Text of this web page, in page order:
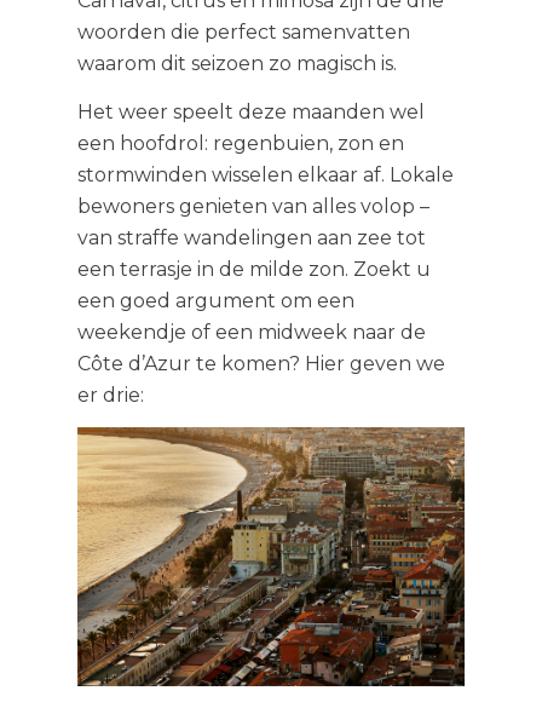
woorden die perfect samenvatten
waarom dit seizoen zo magisch is.
Het weer speelt deze maanden wel
een hoofdrol: regenbuien, zon en
stormwinden wisselen elkaar af. Lokale
bewoners genieten van alles volop –
van straffe wandelingen aan zee tot
een terrasje in de milde zon. Zoekt u
een goed argument om een
weekendje of een midweek naar de
Côte d’Azur te komen? Hier geven we
er drie: